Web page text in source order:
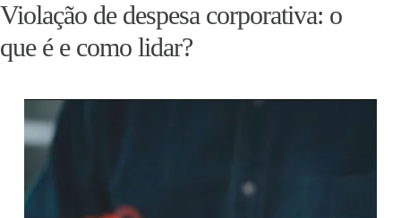
Violação de despesa corporativa: o
que é e como lidar?